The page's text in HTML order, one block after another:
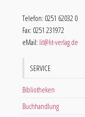
Telefon: 0251 62032 0
Fax: 0251 231972
eMail: lit@lit-verlag.de
SERVICE
Bibliotheken
Buchhandlung